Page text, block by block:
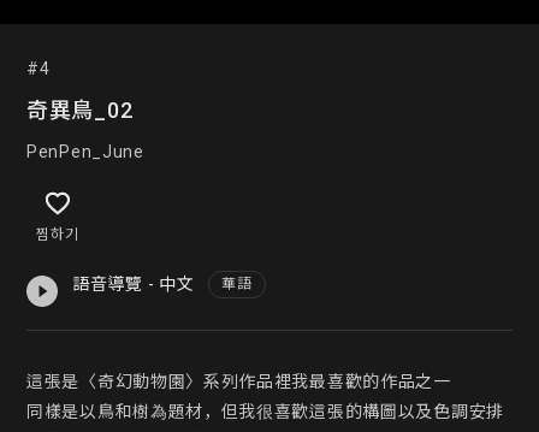
#4
奇異鳥_02
PenPen_June
찜하기
語音導覽 - 中文 華語
這張是〈奇幻動物園〉系列作品裡我最喜歡的作品之一
同樣是以鳥和樹為題材，但我很喜歡這張的構圖以及色調安排